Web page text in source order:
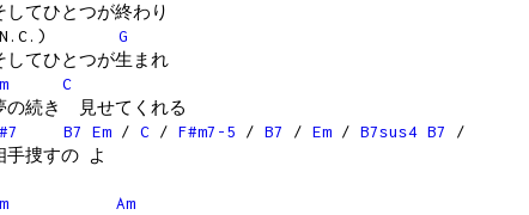
してひとつが終わり
G
してひとつが生まれ
C
の続き 見せてくれる
B7 Em / C / F#m7-5 / B7 / Em / B7sus4 B7
/
手捜すの よ
Am